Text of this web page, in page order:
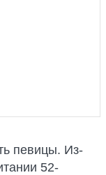
певицы. Из-
52-